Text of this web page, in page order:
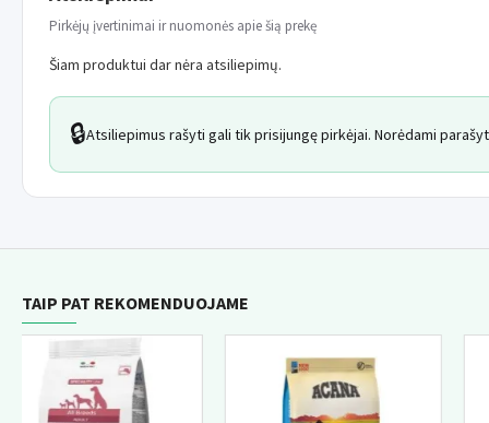
Pirkėjų įvertinimai ir nuomonės apie šią prekę
Šiam produktui dar nėra atsiliepimų.
🔒Atsiliepimus rašyti gali tik prisijungę pirkėjai. Norėdami
TAIP PAT REKOMENDUOJAME